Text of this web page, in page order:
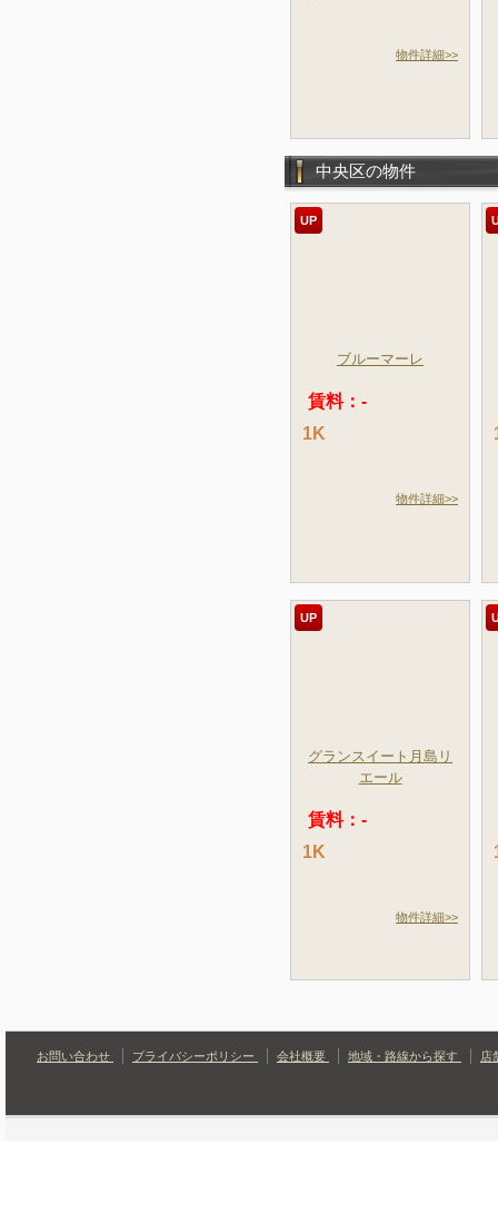
物件詳細>>
中央区の物件
UP
ブルーマーレ
賃料：-
1K
物件詳細>>
UP
グランスイート月島リ
エール
賃料：-
1K
物件詳細>>
お問い合わせ プライバシーポリシー 会社概要 地域・路線から探す 店